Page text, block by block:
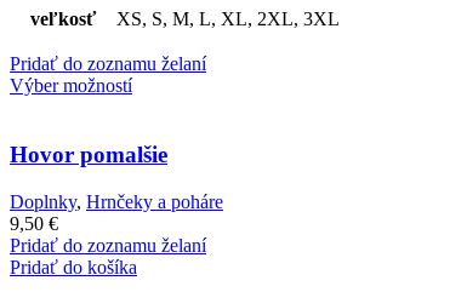
veľkosť XS, S, M, L, XL, 2XL, 3XL
Pridať do zoznamu želaní
Výber možností
Hovor pomalšie
Doplnky, Hrnčeky a poháre
9,50 €
Pridať do zoznamu želaní
Pridať do košíka